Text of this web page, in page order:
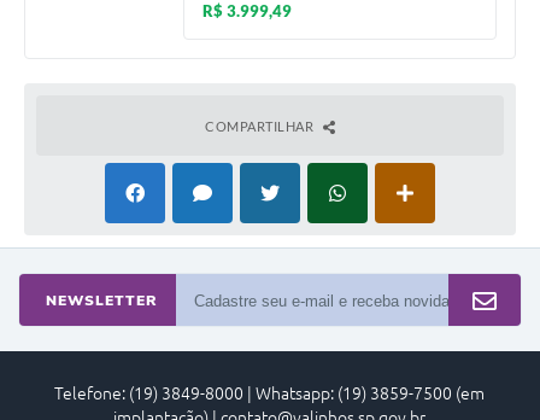
Agenda
R$ 3.999,49
COMPARTILHAR
NEWSLETTER
Telefone: (19) 3849-8000 | Whatsapp: (19) 3859-7500 (em